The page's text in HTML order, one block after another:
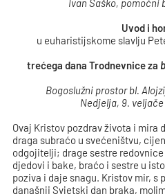
Ivan Šaško, pomoćni
Uvod i
u euharistijskome slavlju
trećega dana Trodnevnice za
Bogoslužni prostor bl.
Nedjelja, 9. veljače
Ovaj Kristov pozdrav života i mira
draga subraćo u svećeništvu,
odgojitelji; drage sestre
djedovi i bake, braćo i sestre u
poziva i daje snagu. Kristov mir, s
današnji Svjetski dan braka,